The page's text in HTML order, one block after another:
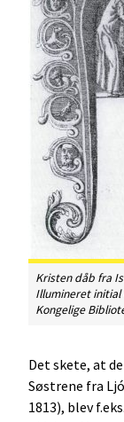
Kristen dåb fra
Illumineret
Kongelige
Det skete, at
Søstrene fra
1813), blev